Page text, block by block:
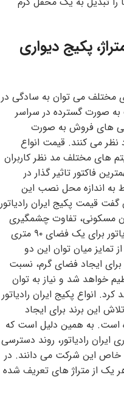
پکیج دیواری
مختلف می توان به سادگی در
به صورت گسترده در سراسر
های فروش به صورت
می کنند. قیمت انواع
های مختلف مد نظر کاربران
فاکتور تاثیر گذار در
به اندازه محل نصب این
قیمت پکیج ایران رادیاتور
مسکونی، تفاوت چشمگیری
نسبت به قیمت پکیج دیواری ایران رادیاتور برای یک فضای ۹۰ متری
تمایز میان توان این دو
ایجاد فضای گرم، نسبت
خواهد شد و نیاز به توان
انواع پکیج ایران رادیاتور
این برند برای ایجاد
است. به همین دلیل است که
ایران رادیاتور، روند دسترسی
این شرکت می دانند. در
یک از متراژ های تعریف شده